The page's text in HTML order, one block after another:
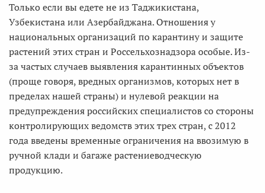
Только если вы едете не из Таджикистана,
Узбекистана или Азербайджана. Отношения у
национальных организаций по карантину и защите
растений этих стран и Россельхознадзора особые. Из-
за частых случаев выявления карантинных объектов
(проще говоря, вредных организмов, которых нет в
пределах нашей страны) и нулевой реакции на
предупреждения российских специалистов со стороны
контролирующих ведомств этих трех стран, с 2012
года введены временные ограничения на ввозимую в
ручной клади и багаже растениеводческую
продукцию.